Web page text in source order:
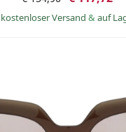
kostenloser Versand & auf